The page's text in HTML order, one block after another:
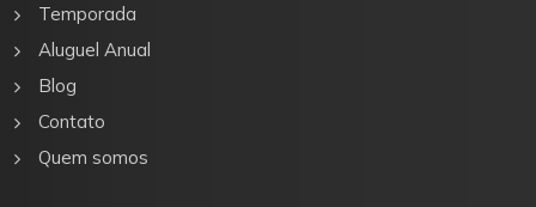
Temporada
Aluguel Anual
Blog
Contato
Quem somos